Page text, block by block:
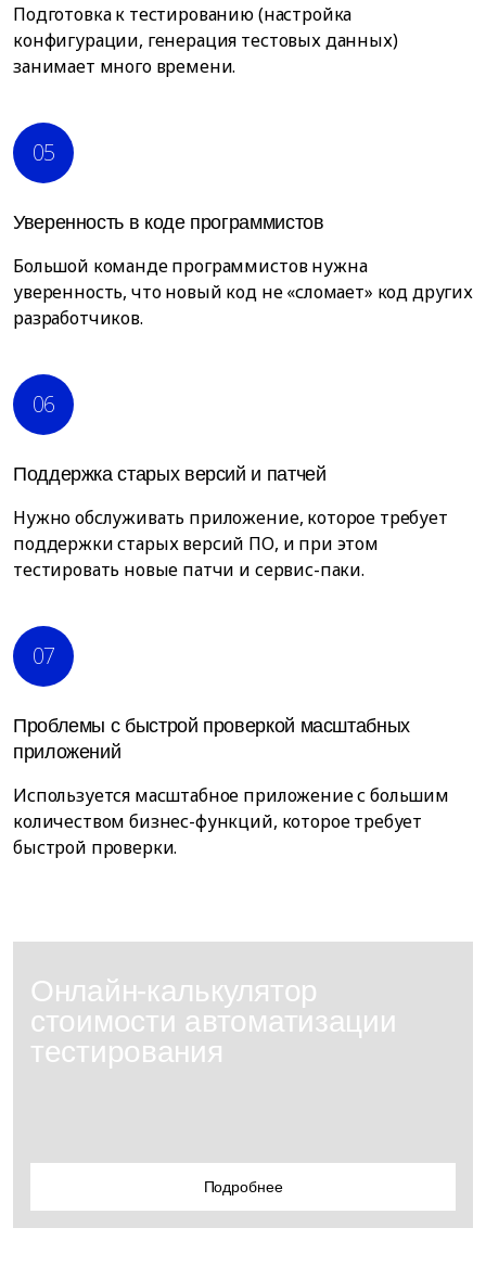
Подготовка к тестированию (настройка
конфигурации, генерация тестовых данных)
занимает много времени.
05
Уверенность в коде программистов
Большой команде программистов нужна
уверенность, что новый код не «сломает» код других
разработчиков.
06
Поддержка старых версий и патчей
Нужно обслуживать приложение, которое требует
поддержки старых версий ПО, и при этом
тестировать новые патчи и сервис-паки.
07
Проблемы с быстрой проверкой масштабных
приложений
Используется масштабное приложение с большим
количеством бизнес-функций, которое требует
быстрой проверки.
Онлайн-калькулятор
стоимости автоматизации
тестирования
Подробнее